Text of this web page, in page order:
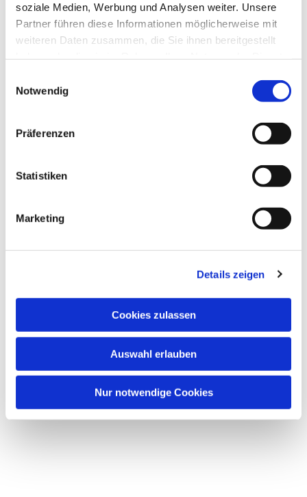
soziale Medien, Werbung und Analysen weiter. Unsere
Partner führen diese Informationen möglicherweise mit
weiteren Daten zusammen, die Sie ihnen bereitgestellt
Notwendig
Präferenzen
Statistiken
Marketing
Details zeigen
Cookies zulassen
Auswahl erlauben
Nur notwendige Cookies
Dies könnte Sie auch